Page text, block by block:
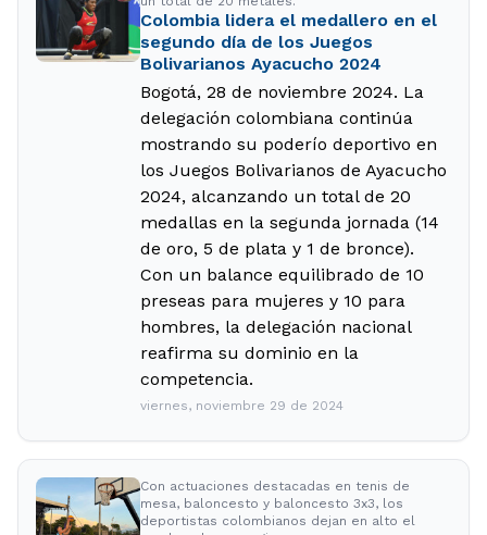
Colombia lidera el medallero en el
segundo día de los Juegos
Bolivarianos Ayacucho 2024
Bogotá, 28 de noviembre 2024. La
delegación colombiana continúa
mostrando su poderío deportivo en
los Juegos Bolivarianos de Ayacucho
2024, alcanzando un total de 20
medallas en la segunda jornada (14
de oro, 5 de plata y 1 de bronce).
Con un balance equilibrado de 10
preseas para mujeres y 10 para
hombres, la delegación nacional
reafirma su dominio en la
competencia.
viernes, noviembre 29 de 2024
Con actuaciones destacadas en tenis de
mesa, baloncesto y baloncesto 3x3, los
deportistas colombianos dejan en alto el